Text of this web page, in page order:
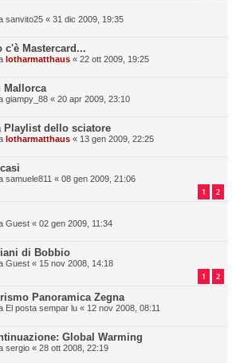
sanvito25 « 31 dic 2009, 19:35
c'è Mastercard...
lotharmatthaus « 22 ott 2009, 19:25
Mallorca
giampy_88 « 20 apr 2009, 23:10
Playlist dello sciatore
lotharmatthaus « 13 gen 2009, 22:25
samuele811 « 08 gen 2009, 21:06
1 2
Guest « 02 gen 2009, 11:34
di Bobbio
Guest « 15 nov 2008, 14:18
1 2
Panoramica Zegna
El posta sempar lu « 12 nov 2008, 08:11
Global Warming
sergio « 28 ott 2008, 22:19